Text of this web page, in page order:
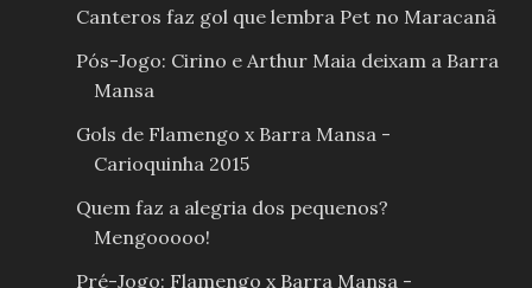
Canteros faz gol que lembra Pet no Maracanã
Pós-Jogo: Cirino e Arthur Maia deixam a Barra
Mansa
Gols de Flamengo x Barra Mansa -
Carioquinha 2015
Quem faz a alegria dos pequenos?
Mengooooo!
Pré-Jogo: Flamengo x Barra Mansa -